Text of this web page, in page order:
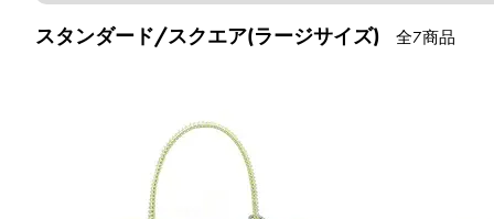
スタンダード/スクエア(ラージサイズ) 全7商品